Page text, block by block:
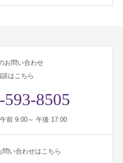
お問い合わせ
談はこちら
593-8505
前 9:00～ 午後 17:00
い合わせはこちら